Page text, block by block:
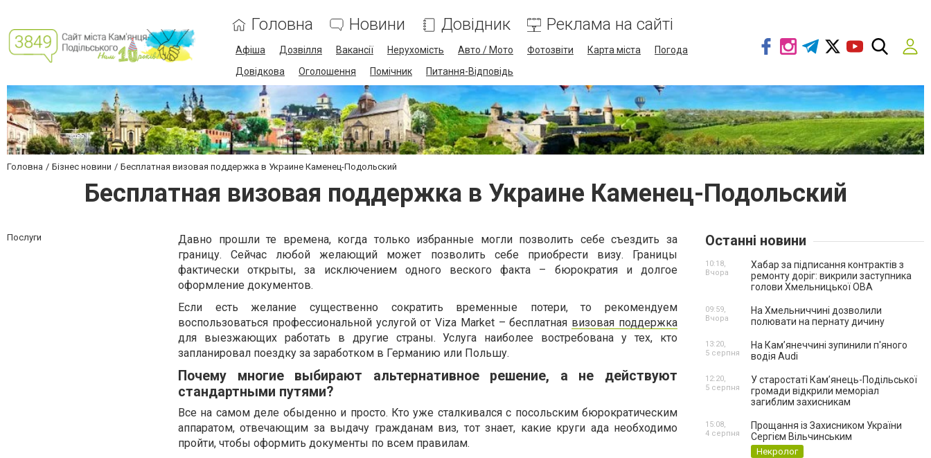
Головна Новини Довідник Реклама на сайті
Афіша Дозвілля Вакансії Нерухомість Авто / Мото Фотозвіти Карта міста
Погода
Довідкова
Оголошення Помічник Питання-Відповідь
Головна Бізнес новини Бесплатная визовая поддержка в Украине Каменец-Подольский
Бесплатная визовая поддержка в Украине Каменец-Подольский
Послуги
Давно прошли те времена, когда только избранные могли позволить себе съездить за
границу. Сейчас любой желающий может позволить себе приобрести визу. Границы
фактически открыты, за исключением одного веского факта – бюрократия и долгое
оформление документов.
Если есть желание существенно сократить временные потери, то рекомендуем
воспользоваться профессиональной услугой от Viza Market – бесплатная визовая поддержка
для выезжающих работать в другие страны. Услуга наиболее востребована у тех, кто
запланировал поездку за заработком в Германию или Польшу.
Почему многие выбирают альтернативное решение, а не действуют
стандартными путями?
Все на самом деле обыденно и просто. Кто уже сталкивался с посольским бюрократическим
аппаратом, отвечающим за выдачу гражданам виз, тот знает, какие круги ада необходимо
пройти, чтобы оформить документы по всем правилам.
Останні новини
Хабар за підписання контрактів з
ремонту доріг: викрили заступника
голови Хмельницької ОВА
10:18,
Вчора
На Хмельниччині дозволили
полювати на пернату дичину
09:59,
Вчора
На Камʼянеччині зупинили п'яного
водія Audi
13:20,
5 серпня
У старостаті Кам’янець-Подільської
громади відкрили меморіал
загиблим захисникам
12:20,
5 серпня
Прощання із Захисником України
Сергієм Вільчинським
Некролог
15:08,
4 серпня